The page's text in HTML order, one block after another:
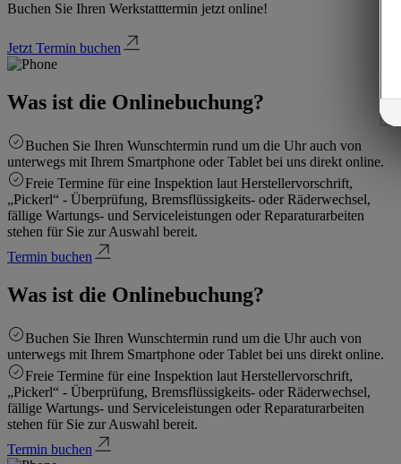
Buchen Sie Ihren Werkstatttermin jetzt online!
Jetzt Termin buchen
Was ist die Onlinebuchung?
Buchen Sie Ihren Wunschtermin rund um die Uhr auch von
unterwegs mit Ihrem Smartphone oder Tablet bei uns direkt online.
Freie Termine für eine Inspektion laut Herstellervorschrift,
„Pickerl“ - Überprüfung, Bremsflüssigkeits- oder Räderwechsel,
fällige Wartungs- und Serviceleistungen oder Reparaturarbeiten
stehen für Sie zur Auswahl bereit.
Termin buchen
Was ist die Onlinebuchung?
Buchen Sie Ihren Wunschtermin rund um die Uhr auch von
unterwegs mit Ihrem Smartphone oder Tablet bei uns direkt online.
Freie Termine für eine Inspektion laut Herstellervorschrift,
„Pickerl“ - Überprüfung, Bremsflüssigkeits- oder Räderwechsel,
fällige Wartungs- und Serviceleistungen oder Reparaturarbeiten
stehen für Sie zur Auswahl bereit.
Termin buchen